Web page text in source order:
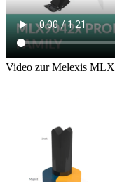
Video zur Melexis